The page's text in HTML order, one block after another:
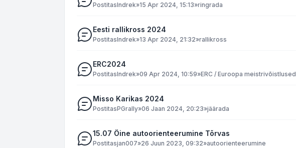
PostitasIndrek»15 Apr 2024, 15:13»ringrada
Eesti rallikross 2024
PostitasIndrek»13 Apr 2024, 21:32»rallikross
ERC2024
PostitasIndrek»09 Apr 2024, 10:59»ERC / Euroopa meistrivõistlused
Misso Karikas 2024
PostitasPGrally»06 Jaan 2024, 20:23»jäärada
15.07 Öine autoorienteerumine Tõrvas
Postitasjan007»26 Juun 2023, 09:32»autoorienteerumine